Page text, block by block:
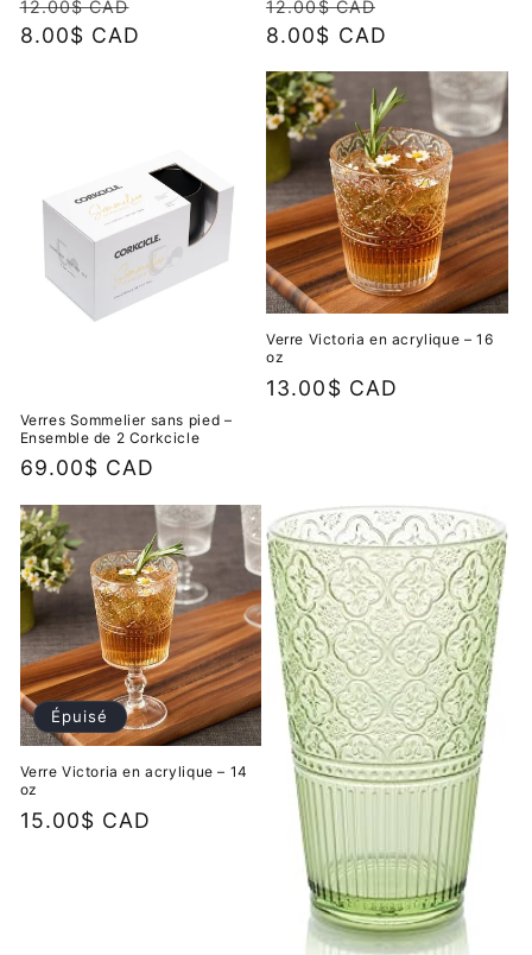
Prix
habituel
12.00$ CAD
promotionnel
8.00$ CAD
Prix
habituel
12.00$ CAD
8.00$ CAD
Verres Sommelier sans pied –
Ensemble de 2 Corkcicle
Prix
69.00$ CAD
Verre Victoria en acrylique – 16
oz
Prix
13.00$ CAD
Épuisé
Verre Victoria en acrylique – 14
oz
Prix
15.00$ CAD